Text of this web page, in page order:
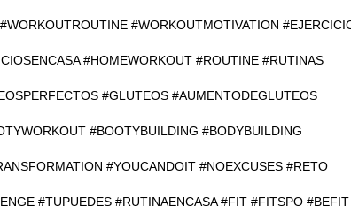
#WORKOUTROUTINE #WORKOUTMOTIVATION
#HOMEWORKOUT #ROUTINE #RUTINAS
#GLUTEOS #AUMENTODEGLUTEOS
#BOOTYBUILDING #BODYBUILDING
#YOUCANDOIT #NOEXCUSES #RETO
#TUPUEDES #RUTINAENCASA #FIT #FITSPO #BEFIT